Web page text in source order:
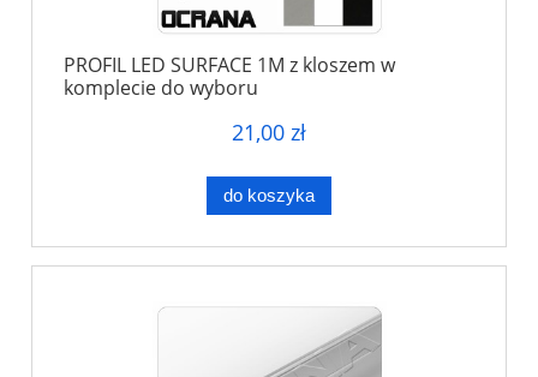
PROFIL LED SURFACE 1M z kloszem w
komplecie do wyboru
21,00 zł
do koszyka